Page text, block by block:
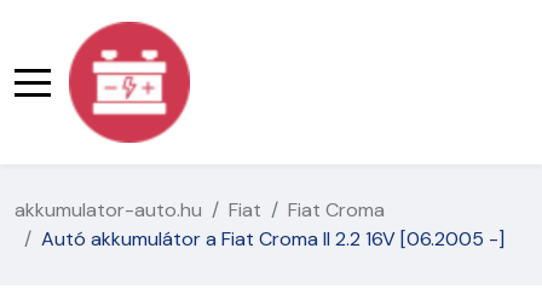
akkumulator-auto.hu Fiat
Fiat Croma
Autó akkumulátor a Fiat Croma II 2.2 16V [06.2005 -]